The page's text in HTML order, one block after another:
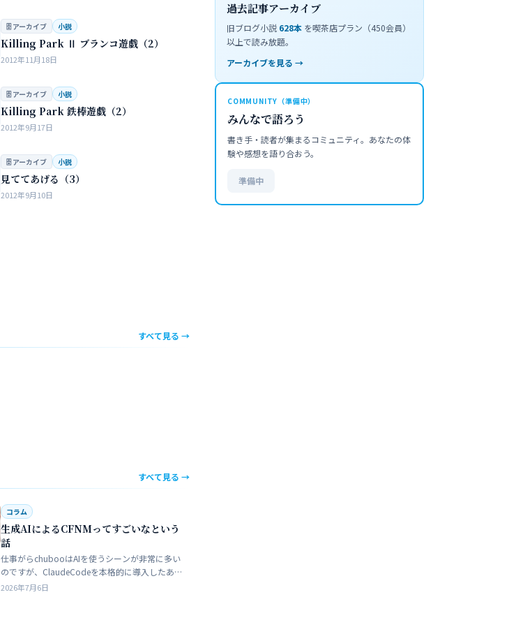
🗄 アーカイブ 小説
Killing Park Ⅱ ブランコ遊戯（2）
2012年11月18日
🗄 アーカイブ 小説
Killing Park 鉄棒遊戯（2）
2012年9月17日
🗄 アーカイブ 小説
見ててあげる（3）
2012年9月10日
すべて見る →
すべて見る →
コラム
生成AIによるCFNMってすごいなという
話
仕事がらchubooはAIを使うシーンが非常に多い
のですが、ClaudeCodeを本格的に導入したあた
りから格段にやれることが多くなった。昔から
2026年7月6日
過去記事アーカイブ
旧ブログ小説 628本 を喫茶店プラン（450会員）
以上で読み放題。
アーカイブを見る →
COMMUNITY（準備中）
みんなで語ろう
書き手・読者が集まるコミュニティ。あなたの体
験や感想を語り合おう。
準備中